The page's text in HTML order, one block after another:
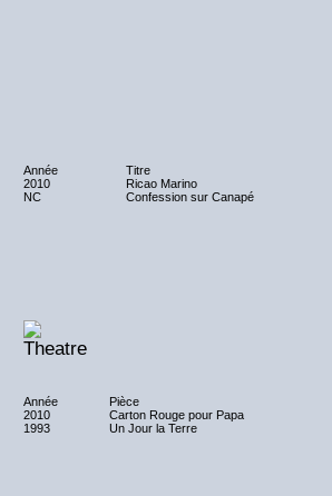
Année Titre
2010
Ricao Marino
NC
Confession sur Canapé
Année Pièce
2010
Carton Rouge pour Papa
1993
Un Jour la Terre